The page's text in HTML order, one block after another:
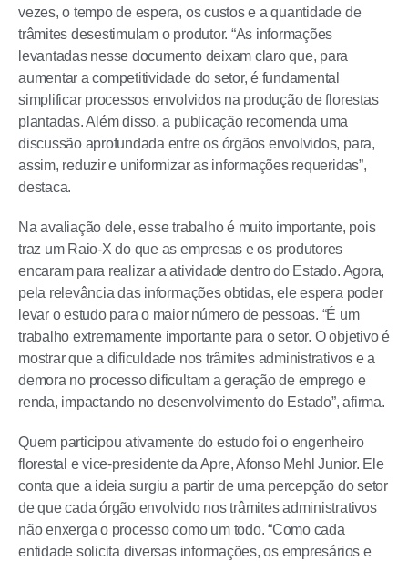
vezes, o tempo de espera, os custos e a quantidade de
trâmites desestimulam o produtor. “As informações
levantadas nesse documento deixam claro que, para
aumentar a competitividade do setor, é fundamental
simplificar processos envolvidos na produção de florestas
plantadas. Além disso, a publicação recomenda uma
discussão aprofundada entre os órgãos envolvidos, para,
assim, reduzir e uniformizar as informações requeridas”,
destaca.
Na avaliação dele, esse trabalho é muito importante, pois
traz um Raio-X do que as empresas e os produtores
encaram para realizar a atividade dentro do Estado. Agora,
pela relevância das informações obtidas, ele espera poder
levar o estudo para o maior número de pessoas. “É um
trabalho extremamente importante para o setor. O objetivo é
mostrar que a dificuldade nos trâmites administrativos e a
demora no processo dificultam a geração de emprego e
renda, impactando no desenvolvimento do Estado”, afirma.
Quem participou ativamente do estudo foi o engenheiro
florestal e vice-presidente da Apre, Afonso Mehl Junior. Ele
conta que a ideia surgiu a partir de uma percepção do setor
de que cada órgão envolvido nos trâmites administrativos
não enxerga o processo como um todo. “Como cada
entidade solicita diversas informações, os empresários e